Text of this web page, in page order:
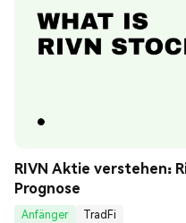
RIVN Aktie verstehen:
Prognose
Anfänger
TradFi